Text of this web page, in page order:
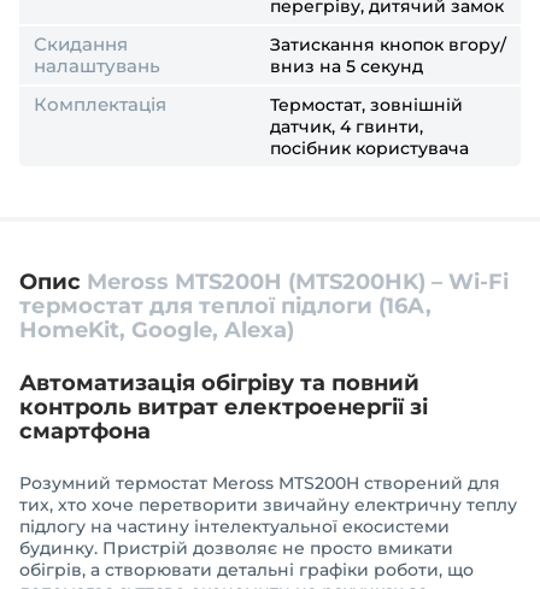
перегріву, дитячий замок
Скидання
налаштувань
Затискання кнопок вгору/
вниз на 5 секунд
Комплектація
Термостат, зовнішній
датчик, 4 гвинти,
посібник користувача
Опис Meross MTS200H (MTS200HK) – Wi-Fi
термостат для теплої підлоги (16A,
HomeKit, Google, Alexa)
Автоматизація обігріву та повний
контроль витрат електроенергії зі
смартфона
Розумний термостат Meross MTS200H створений для
тих, хто хоче перетворити звичайну електричну теплу
підлогу на частину інтелектуальної екосистеми
будинку. Пристрій дозволяє не просто вмикати
обігрів, а створювати детальні графіки роботи, що